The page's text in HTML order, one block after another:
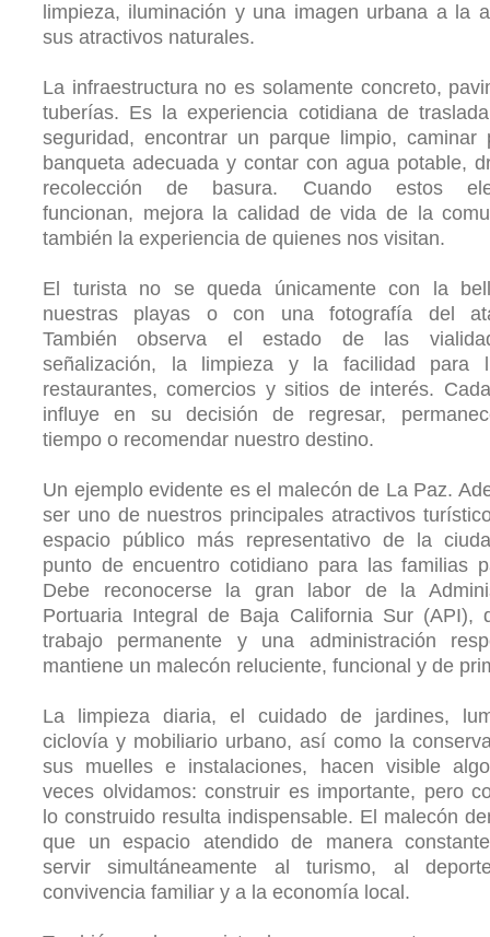
limpieza, iluminación y una imagen urbana a la
sus atractivos naturales.
La infraestructura no es solamente concreto,
tuberías. Es la experiencia cotidiana de
seguridad, encontrar un parque limpio, caminar
banqueta adecuada y contar con agua potable,
recolección de basura. Cuando estos
funcionan, mejora la calidad de vida de la
también la experiencia de quienes nos visitan.
El turista no se queda únicamente con la
nuestras playas o con una fotografía del
También observa el estado de las
señalización, la limpieza y la facilidad para
restaurantes, comercios y sitios de interés.
influye en su decisión de regresar,
tiempo o recomendar nuestro destino.
Un ejemplo evidente es el malecón de La Paz.
ser uno de nuestros principales atractivos
espacio público más representativo de la
punto de encuentro cotidiano para las familias
Debe reconocerse la gran labor de la
Portuaria Integral de Baja California Sur (API),
trabajo permanente y una administración
mantiene un malecón reluciente, funcional y de
La limpieza diaria, el cuidado de jardines,
ciclovía y mobiliario urbano, así como la
sus muelles e instalaciones, hacen visible
veces olvidamos: construir es importante, pero
lo construido resulta indispensable. El malecón
que un espacio atendido de manera
servir simultáneamente al turismo, al
convivencia familiar y a la economía local.